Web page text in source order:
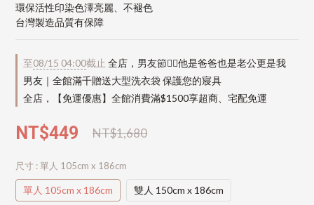
環保活性印染色澤亮麗、不褪色
台灣製造品質有保障
至08/15 04:00截止 全店，男友節👱‍♂️他是爸爸也是老公更是我
男友｜全館滿千贈送大型洗衣袋 保護您的寢具
全店，【免運優惠】全館消費滿$1500享超商、宅配免運
NT$1,680
NT$449
尺寸 : 單人 105cm x 186cm
單人 105cm x 186cm 雙人 150cm x 186cm